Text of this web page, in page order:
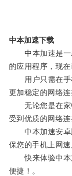
中本加速下载
中本加速是一
的应用程序，现在
用户只需在手
更加稳定的网络
无论您是在家
受到优质的网络连
中本加速安卓
保您的手机上网速
快来体验中本
便捷！。